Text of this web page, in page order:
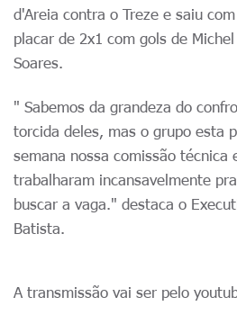
d'Areia contra o Treze e saiu
placar de 2x1 com gols de
Soares.
" Sabemos da grandeza do
torcida deles, mas o grupo esta
semana nossa comissão técnica
trabalharam incansavelmente
buscar a vaga." destaca o
Batista.
A transmissão vai ser pelo